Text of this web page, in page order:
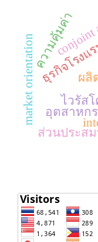
ไวรัส
ผลิ
อุตสาหก
ธุรกิจโรง
ความคุ้มค่า
market orientation
ส่วนประส